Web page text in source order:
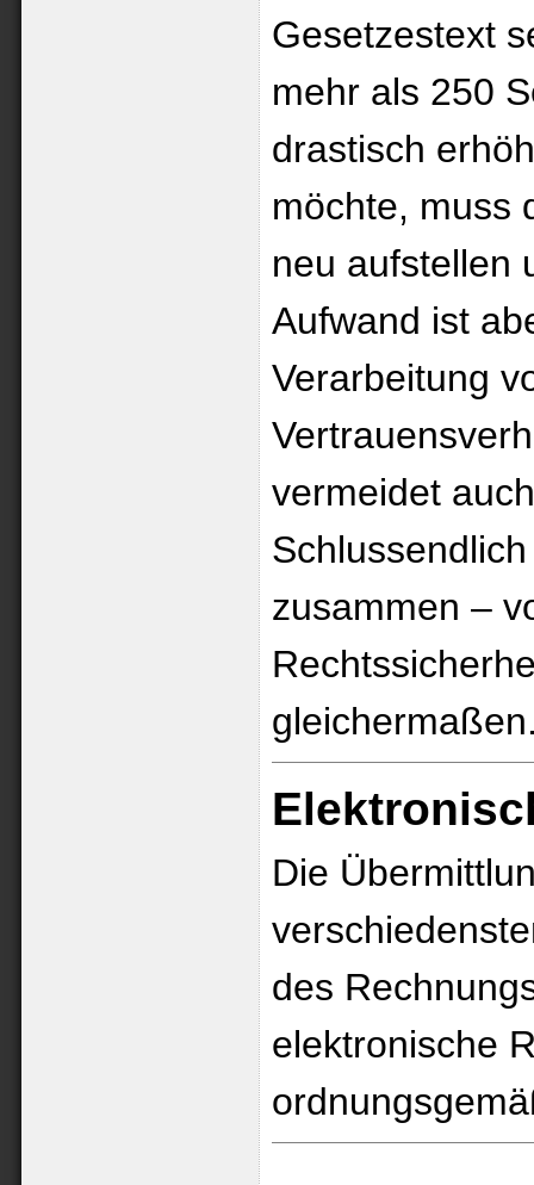
Gesetzestext
mehr als 250
drastisch
möchte, muss
neu aufstellen
Aufwand ist
Verarbeitung
vermeidet
zusammen –
Die
des
elektronische